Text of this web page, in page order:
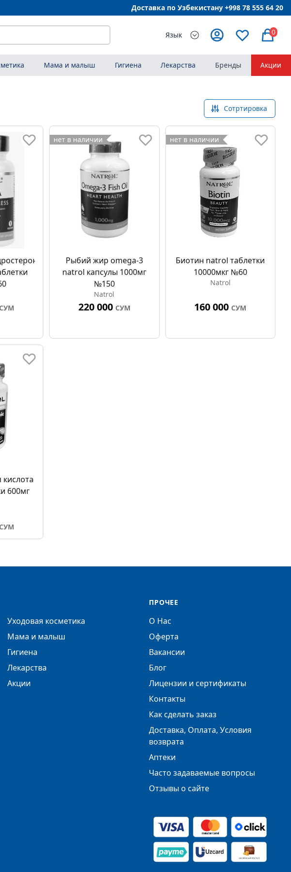
Доставка по Узбекистану +998 78 555 64 20
Язык 0
Мама и малыш Гигиена Лекарства Бренды Акции
Сотртировка
СУМ
нет в наличии
Рыбий жир omega-3
natrol капсулы 1000мг
№150
Natrol
220 000 СУМ
нет в наличии
Биотин natrol таблетки
10000мкг №60
Natrol
160 000 СУМ
600мг
СУМ
Уходовая косметика
Мама и малыш
Гигиена
Лекарства
Акции
ПРОЧЕЕ
О Нас
Оферта
Вакансии
Блог
Лицензии и сертификаты
Контакты
Как сделать заказ
Доставка, Оплата, Условия
возврата
Аптеки
Часто задаваемые вопросы
Отзывы о сайте